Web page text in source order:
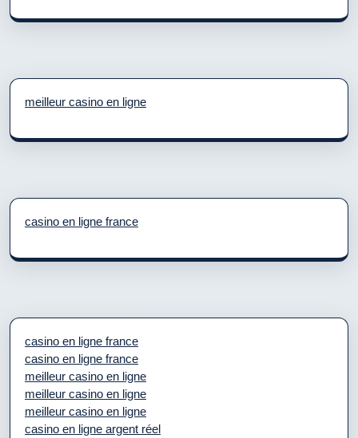
meilleur casino en ligne
casino en ligne france
casino en ligne france
casino en ligne france
meilleur casino en ligne
meilleur casino en ligne
meilleur casino en ligne
casino en ligne argent réel